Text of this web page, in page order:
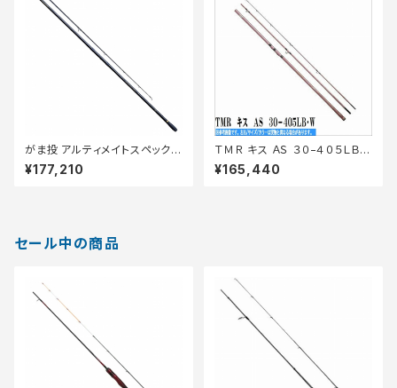
がま投 アルティメイトスペック 3
0号 4.1m
¥177,210
ＴＭＲ キス ＡＳ ３０−４０５ＬＢ
Ｗ
¥165,440
セール中の商品